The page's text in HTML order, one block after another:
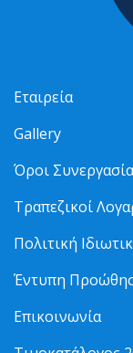
Εταιρεία
Gallery
Όροι
Τραπεζικοί
Πολιτική
Έντυπη
Επικοινωνία